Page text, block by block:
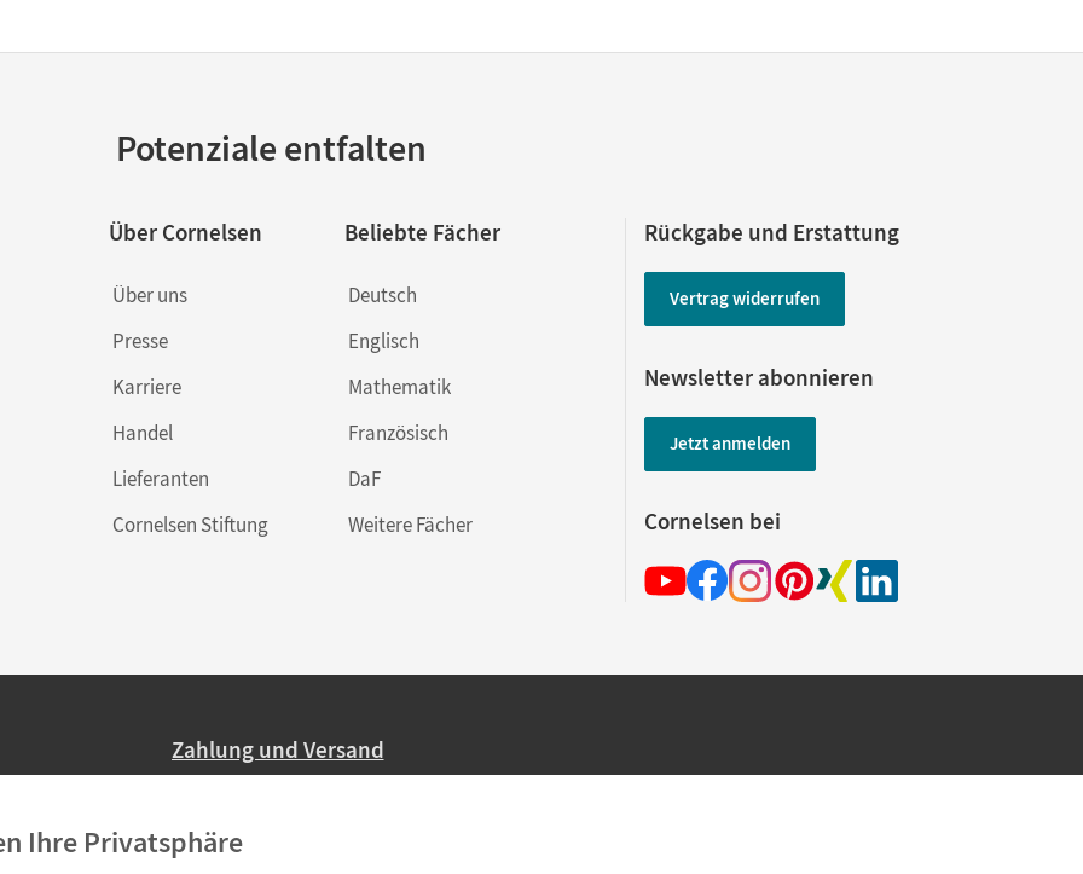
Potenziale entfalten
Über Cornelsen
Über uns
Presse
Karriere
Handel
Lieferanten
Cornelsen Stiftung
Beliebte Fächer
Deutsch
Englisch
Mathematik
Französisch
DaF
Weitere Fächer
Rückgabe und Erstattung
Vertrag widerrufen
Newsletter abonnieren
Jetzt anmelden
Cornelsen bei
Zahlung und Versand
Ab 59,– EUR Bestellwert liefern wir versandkostenfrei innerhalb Deutschlands
Ihre Privatsphäre